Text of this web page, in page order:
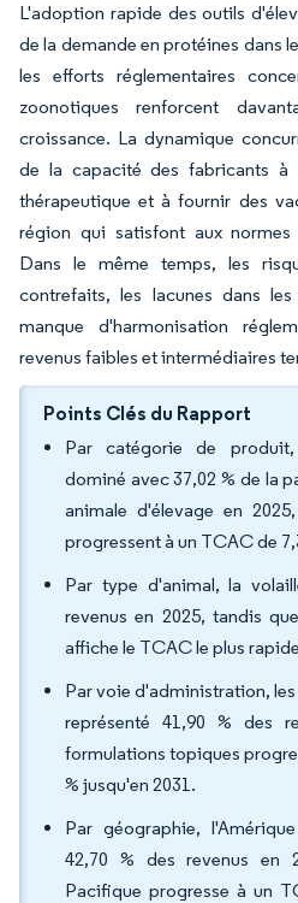
L'adoption rapide des outils
de la demande en protéines dans
les efforts réglementaires
zoonotiques renforcent
croissance. La dynamique
de la capacité des fabricants
thérapeutique et à fournir des
région qui satisfont aux
Dans le même temps, les
contrefaits, les lacunes dans
manque d'harmonisation
revenus faibles et intermédiaires
Points Clés du Rapport
Par catégorie de
dominé avec 37,02 % de la
animale d'élevage en
progressent à un TCAC de
Par type d'animal, la
revenus en 2025, tandis
affiche le TCAC le plus
Par voie d'administration,
représenté 41,90 % des
formulations topiques
% jusqu'en 2031.
Par géographie,
42,70 % des revenus en
Pacifique progresse à un